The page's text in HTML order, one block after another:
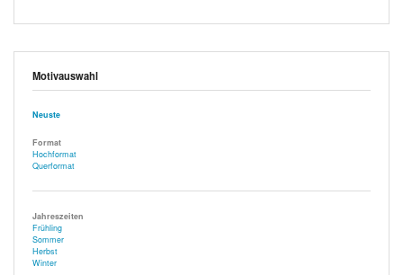
Motivauswahl
Neuste
Format
Hochformat
Querformat
Jahreszeiten
Frühling
Sommer
Herbst
Winter